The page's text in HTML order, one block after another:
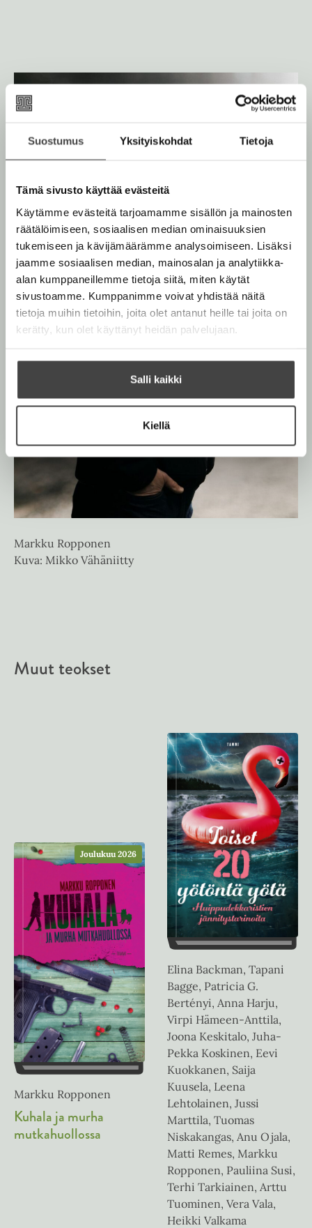
Suostumus Yksityiskohdat Tietoja
Tämä sivusto käyttää evästeitä
Käytämme evästeitä tarjoamamme sisällön ja mainosten
räätälöimiseen, sosiaalisen median ominaisuuksien
tukemiseen ja kävijämäärämme analysoimiseen. Lisäksi
jaamme sosiaalisen median, mainosalan ja analytiikka-
alan kumppaneillemme tietoja siitä, miten käytät
sivustoamme. Kumppanimme voivat yhdistää näitä
tietoja muihin tietoihin, joita olet antanut heille tai joita on
kerätty, kun olet käyttänyt heidän palvelujaan.
Salli kaikki
Kiellä
l
e
h
e
p
p
o
n
Markku Ropponen
Kuva: Mikko Vähäniitty
Muut teokset
Joulukuu 2026
Markku Ropponen
Kuhala ja murha
mutkahuollossa
Elina Backman, Tapani
Bagge, Patricia G.
Bertényi, Anna Harju,
Virpi Hämeen-Anttila,
Joona Keskitalo, Juha-
Pekka Koskinen, Eevi
Kuokkanen, Saija
Kuusela, Leena
Lehtolainen, Jussi
Marttila, Tuomas
Niskakangas, Anu Ojala,
Matti Remes, Markku
Ropponen, Pauliina Susi,
Terhi Tarkiainen, Arttu
Tuominen, Vera Vala,
Heikki Valkama